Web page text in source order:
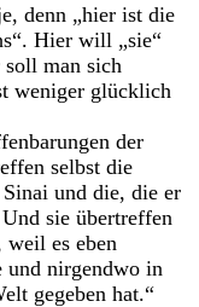
denn „hier ist die
Hier will „sie“
soll man sich
weniger glücklich
der
selbst die
und die, die er
sie übertreffen
weil es eben
und nirgendwo in
gegeben hat.“